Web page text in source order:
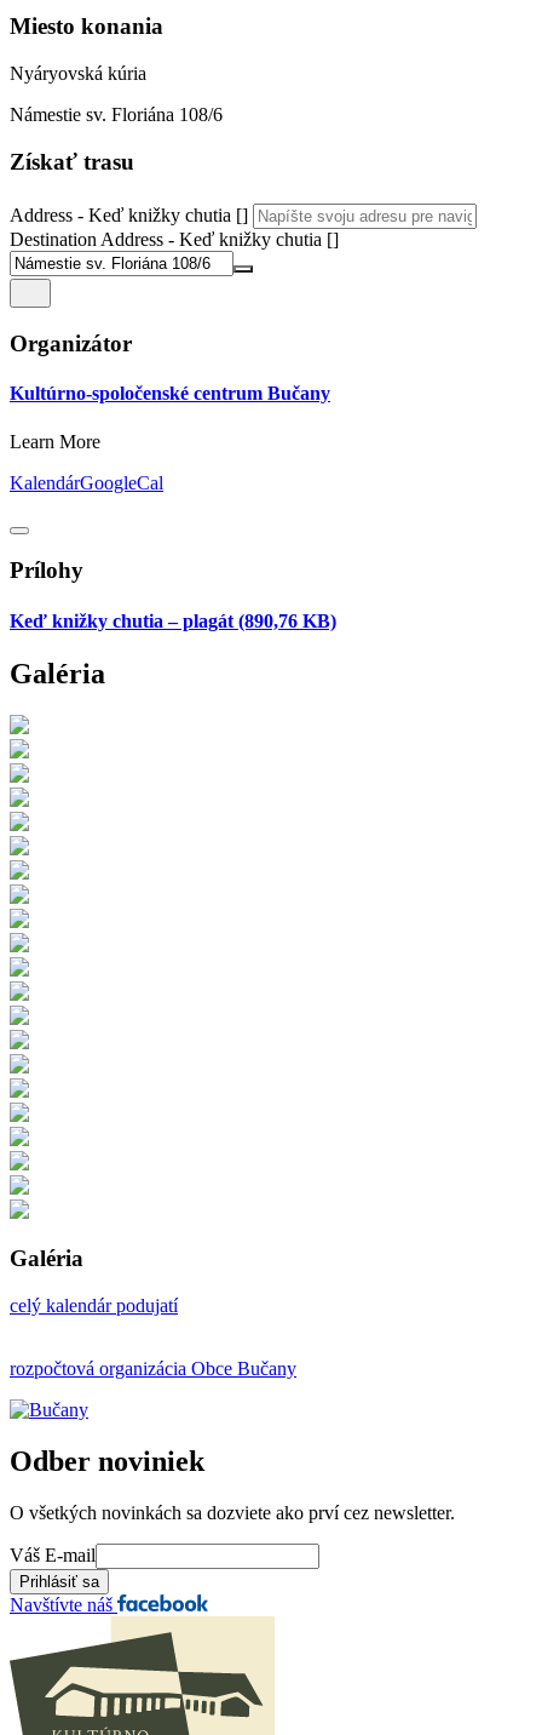
Miesto konania
Nyáryovská kúria
Námestie sv. Floriána 108/6
Získať trasu
Address - Keď knižky chutia []
Destination Address - Keď knižky chutia []
Organizátor
Kultúrno-spoločenské centrum Bučany
Learn More
KalendárGoogleCal
Prílohy
Keď knižky chutia – plagát (890,76 KB)
Galéria
Galéria
celý kalendár podujatí
rozpočtová organizácia Obce Bučany
Odber noviniek
O všetkých novinkách sa dozviete ako prví cez newsletter.
Váš E-mail
Navštívte náš